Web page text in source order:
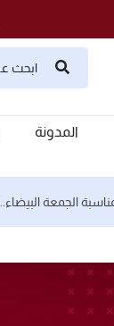
المدونة